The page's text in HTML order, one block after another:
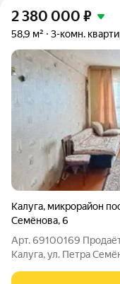
2 380 000 ₽
58,9 м² 3-комн.
Калуга, микрорайон
Семёнова,6
Арт. 69100169
Калуга, ул. Петра